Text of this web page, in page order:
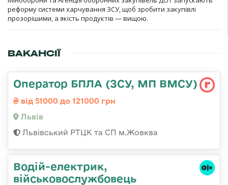
реформу системи харчування ЗСУ, щоб зробити закупівлі
прозорішими, а якість продуктів — вищою.
ВАКАНСІЇ
Оператор БПЛА (ЗСУ, МП ВМСУ)
від 51000 до 121000 грн
Львів
Львівський РТЦК та СП м.Жовква
Водій-електрик,
військовослужбовець